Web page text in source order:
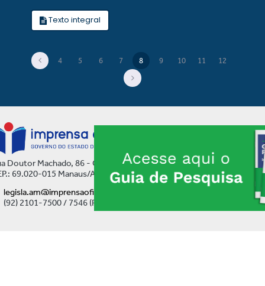
Texto integral
4 5 6 7 8(current)
9 10 11 12
Doutor Machado, 86 - Centro
69.020-015 Manaus/AM
legisla.am@imprensaoficial.am.gov.br
(92) 2101-7500 / 7546 (Ramal)